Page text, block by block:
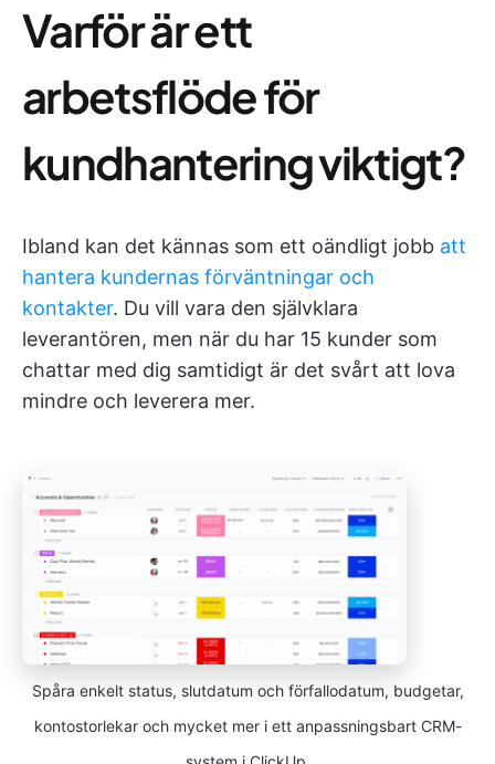
Varför är ett
arbetsflöde för
kundhantering viktigt?
Ibland kan det kännas som ett oändligt jobb att
hantera kundernas förväntningar och
kontakter. Du vill vara den självklara
leverantören, men när du har 15 kunder som
chattar med dig samtidigt är det svårt att lova
mindre och leverera mer.
Spåra enkelt status, slutdatum och förfallodatum, budgetar,
kontostorlekar och mycket mer i ett anpassningsbart CRM-